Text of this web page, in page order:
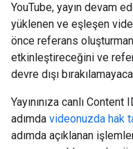
YouTube, yayın devam
yüklenen ve eşleşen
önce referans
etkinleştireceğini ve
devre dışı
Yayınınıza canlı
adımda videonuzda hak
adımda açıklanan